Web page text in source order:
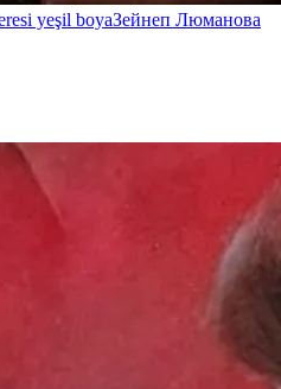
yeşil boyaЗейнеп Люманова